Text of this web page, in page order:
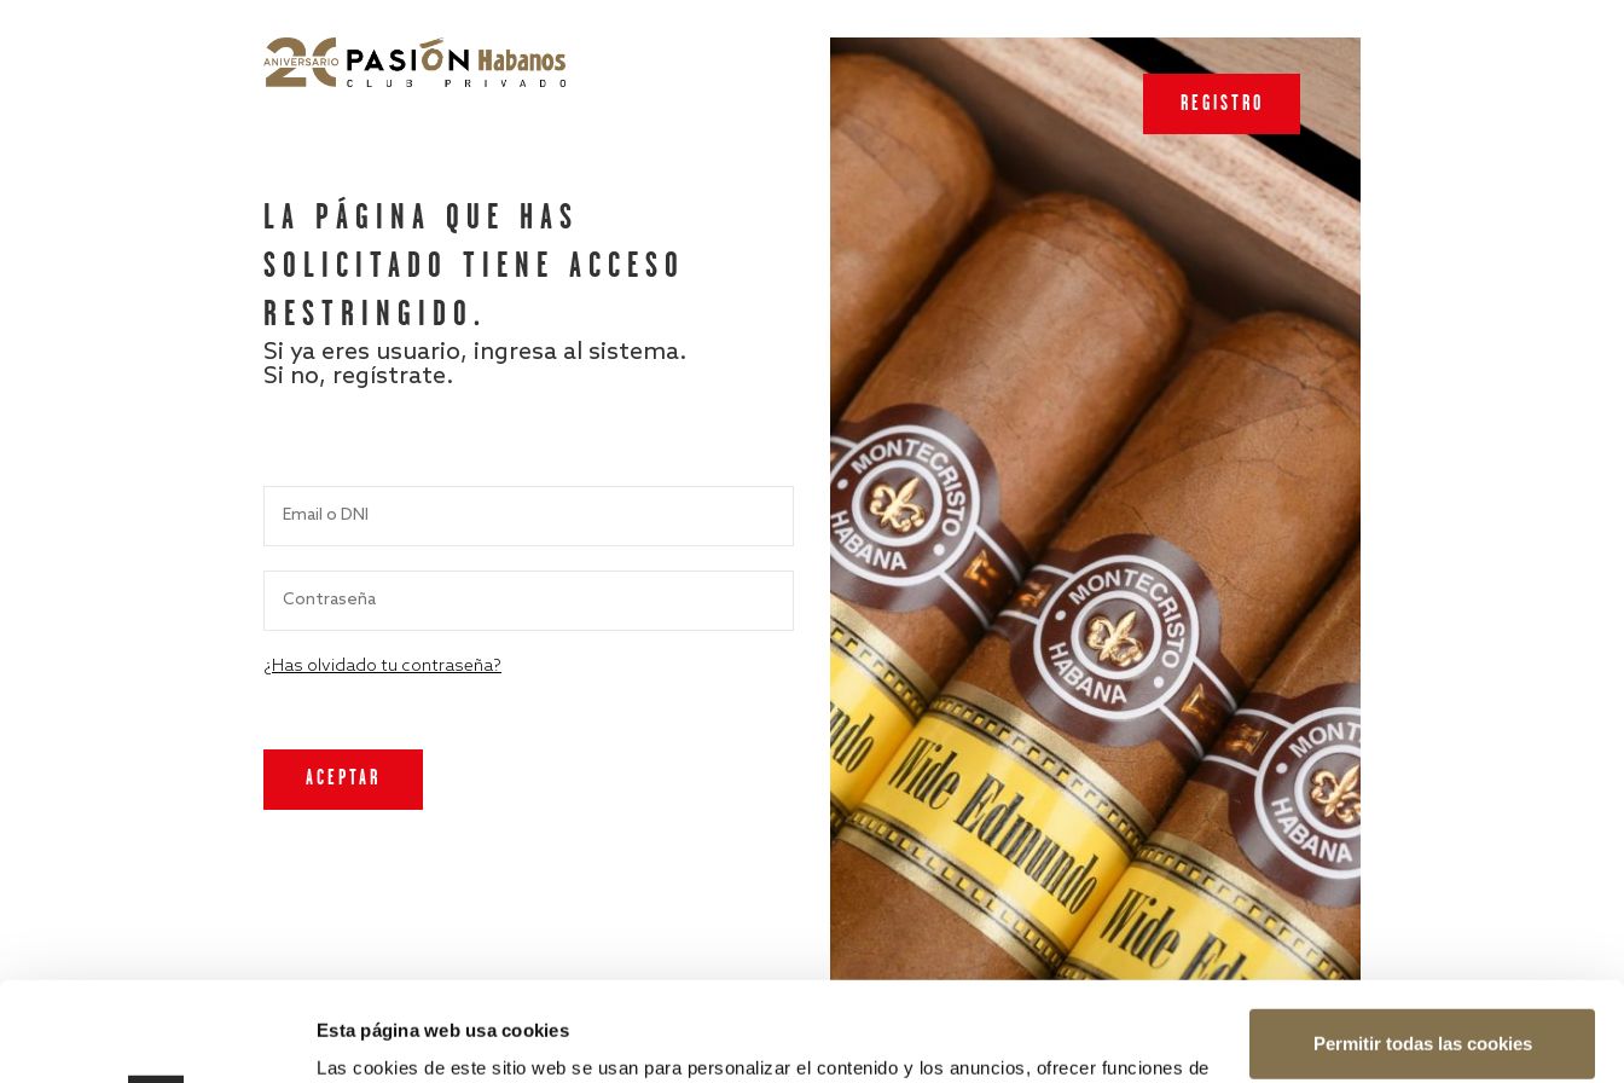
Esta página web usa cookies
Las cookies de este sitio web se usan para personalizar el contenido y los anuncios, ofrecer funciones de
Permitir todas las cookies
LA PÁGINA QUE HAS
SOLICITADO TIENE ACCESO
RESTRINGIDO.
Si ya eres usuario, ingresa al sistema.
Si no, regístrate.
¿Has olvidado tu contraseña?
REGISTRO